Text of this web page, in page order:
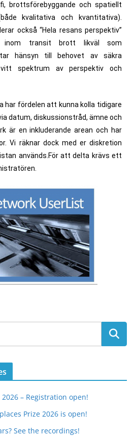
brottsförebyggande och spatiellt
kvalitativa och kvantitativa).
också “Hela resans perspektiv”
inom transit brott likväl som
hänsyn till behovet av säkra
spektrum av perspektiv och
har fördelen att kunna kolla tidigare
datum, diskussionstråd, ämne och
är en inkluderande arean och har
Vi räknar dock med er diskretion
används.För att delta krävs ett
– Registration open!
Prize 2026 is open!
See the recordings!